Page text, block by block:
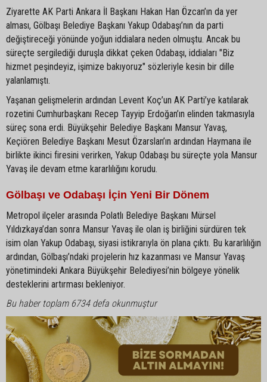
Ziyarette AK Parti Ankara İl Başkanı Hakan Han Özcan’ın da yer
alması, Gölbaşı Belediye Başkanı Yakup Odabaşı’nın da parti
değiştireceği yönünde yoğun iddialara neden olmuştu. Ancak bu
süreçte sergilediği duruşla dikkat çeken Odabaşı, iddiaları "Biz
hizmet peşindeyiz, işimize bakıyoruz" sözleriyle kesin bir dille
yalanlamıştı.
Yaşanan gelişmelerin ardından Levent Koç’un AK Parti’ye katılarak
rozetini Cumhurbaşkanı Recep Tayyip Erdoğan’ın elinden takmasıyla
süreç sona erdi. Büyükşehir Belediye Başkanı Mansur Yavaş,
Keçiören Belediye Başkanı Mesut Özarslan’ın ardından Haymana ile
birlikte ikinci firesini verirken, Yakup Odabaşı bu süreçte yola Mansur
Yavaş ile devam etme kararlılığını korudu.
Gölbaşı ve Odabaşı İçin Yeni Bir Dönem
Metropol ilçeler arasında Polatlı Belediye Başkanı Mürsel
Yıldızkaya’dan sonra Mansur Yavaş ile olan iş birliğini sürdüren tek
isim olan Yakup Odabaşı, siyasi istikrarıyla ön plana çıktı. Bu kararlılığın
ardından, Gölbaşı’ndaki projelerin hız kazanması ve Mansur Yavaş
yönetimindeki Ankara Büyükşehir Belediyesi’nin bölgeye yönelik
desteklerini artırması bekleniyor.
Bu haber toplam 6734 defa okunmuştur